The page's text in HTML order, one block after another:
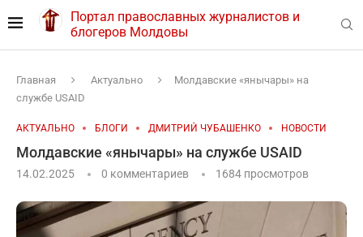
Портал православных журналистов и
блогеров Молдовы
Главная Актуально
Молдавские «янычары» на
службе USAID
АКТУАЛЬНО БЛОГИ ДМИТРИЙ ЧУБАШЕНКО НОВОСТИ
Молдавские «янычары» на службе USAID
14.02.2025 0 комментариев 1684 просмотров